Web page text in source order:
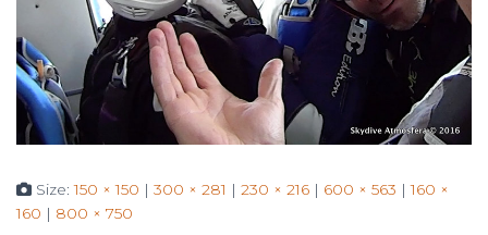
Size:150 × 150 | 300 × 281 | 230 × 216 | 600 × 563 | 160 ×
160 | 800 × 750